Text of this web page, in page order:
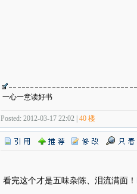
一心一意读好书
Posted: 2012-03-17 22:02 | 40 楼
看完这个才是五味杂陈、泪流满面！